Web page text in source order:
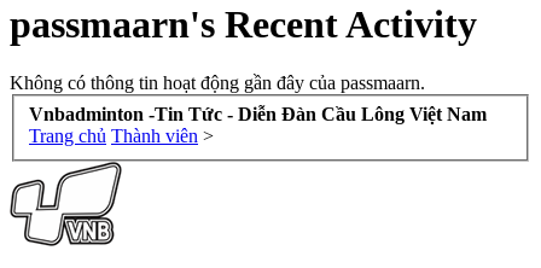
passmaarn's Recent Activity
Không có thông tin hoạt động gần đây của passmaarn.
Vnbadminton -Tin Tức - Diễn Đàn Cầu Lông Việt Nam
Trang chủ Thành viên >